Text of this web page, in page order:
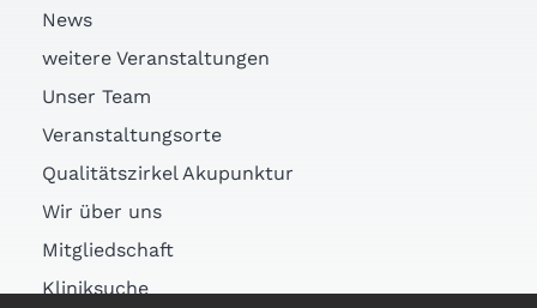
News
weitere Veranstaltungen
Unser Team
Veranstaltungsorte
Qualitätszirkel Akupunktur
Wir über uns
Mitgliedschaft
Kliniksuche